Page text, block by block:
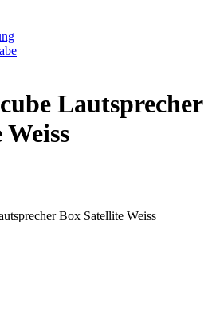
Lautsprecher
Box Satellite Weiss